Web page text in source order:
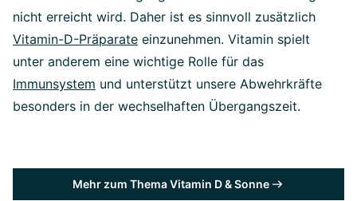
nicht erreicht wird. Daher ist es sinnvoll zusätzlich
Vitamin-D-Präparate einzunehmen. Vitamin spielt
unter anderem eine wichtige Rolle für das
Immunsystem und unterstützt unsere Abwehrkräfte
besonders in der wechselhaften Übergangszeit.
Mehr zum Thema Vitamin D & Sonne